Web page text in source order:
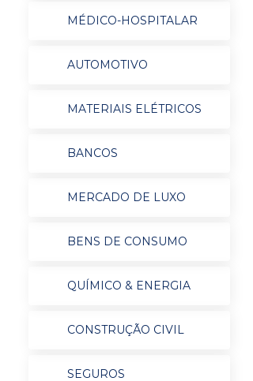
MÉDICO-HOSPITALAR
AUTOMOTIVO
MATERIAIS ELÉTRICOS
BANCOS
MERCADO DE LUXO
BENS DE CONSUMO
QUÍMICO & ENERGIA
CONSTRUÇÃO CIVIL
SEGUROS